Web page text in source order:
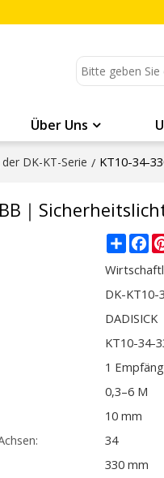
Über Uns
DK-KT-Serie / KT10-34-
｜
Share
DK-KT10-
DADISICK
KT10-34-
1
0,3–6 M
10 mm
34
330 mm